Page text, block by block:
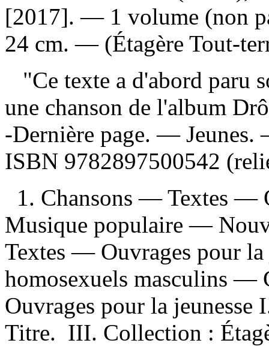
[2017]. — 1 volume (non
24 cm. — (Étagère Tout-
"Ce texte a d'abord paru
une chanson de l'album
-Dernière page. —
ISBN 9782897500542
1. Chansons — Textes —
Musique populaire —
Textes — Ouvrages pour la
homosexuels masculins
Ouvrages pour la
Titre. III. Collection :